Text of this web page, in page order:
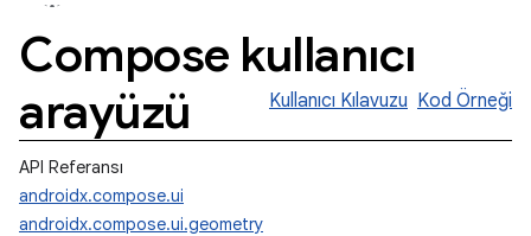
Compose kullanıcı
arayüzü
Kullanıcı Kılavuzu Kod Örneği
API Referansı
androidx.compose.ui
androidx.compose.ui.geometry